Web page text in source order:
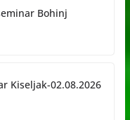
Bohinj
Kiseljak-02.08.2026